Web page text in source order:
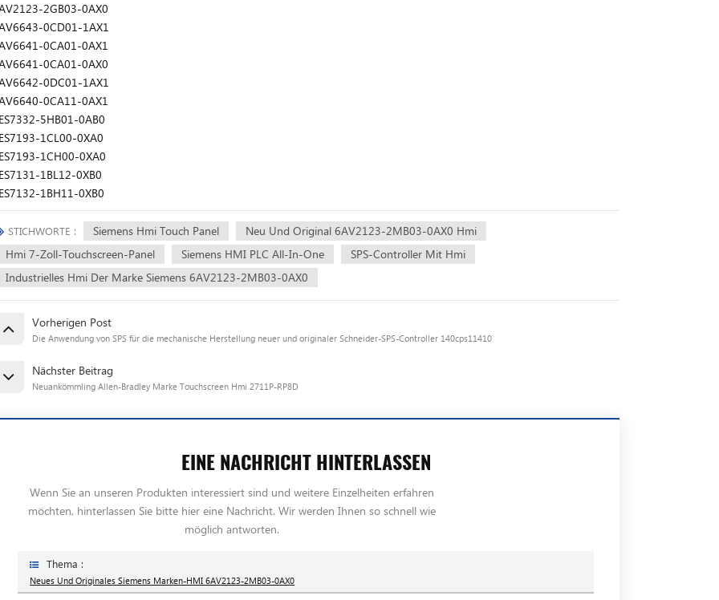
2GB03-0AX0
0CD01-1AX1
0CA01-0AX1
0CA01-0AX0
0DC01-1AX1
0CA11-0AX1
5HB01-0AB0
1CL00-0XA0
1CH00-0XA0
1BL12-0XB0
1BH11-0XB0
STICHWORTE : Siemens Hmi Touch Panel
Neu Und Original 6AV2123-2MB03-0AX0 Hmi
Hmi 7-Zoll-Touchscreen-Panel
Siemens HMI PLC All-In-One
SPS-Controller Mit Hmi
Industrielles Hmi Der Marke Siemens 6AV2123-2MB03-0AX0
Vorherigen Post
Die Anwendung von SPS für die mechanische Herstellung neuer und originaler Schneider-SPS-Controller 140cps11410
Nächster Beitrag
Neuankömmling Allen-Bradley Marke Touchscreen Hmi 2711P-RP8D
EINE NACHRICHT HINTERLASSEN
Wenn Sie an unseren Produkten interessiert sind und weitere Einzelheiten erfahren
möchten, hinterlassen Sie bitte hier eine Nachricht. Wir werden Ihnen so schnell wie
möglich antworten.
Thema :
Neues Und Originales Siemens Marken-HMI 6AV2123-2MB03-0AX0